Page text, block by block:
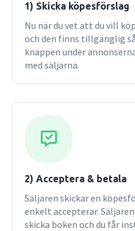
1) Skicka köpesförslag
Nu när du vet att du vill
och den finns tillgänglig
knappen under
med säljarna.
2) Acceptera & betala
Säljaren skickar en
enkelt accepterar.
skicka boken och du får